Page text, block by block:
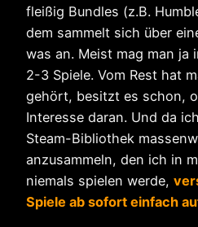
fleißig Bundles (z.B.
dem sammelt sich über
was an. Meist mag man ja
2-3 Spiele. Vom Rest hat
gehört, besitzt es schon,
Interesse daran. Und da
Steam-Bibliothek
anzusammeln, den ich in
niemals spielen werde,
Spiele ab sofort einfach